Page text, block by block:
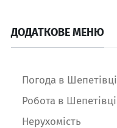
ДОДАТКОВЕ МЕНЮ
Погода в Шепетівці
Робота в Шепетівці
Нерухомість